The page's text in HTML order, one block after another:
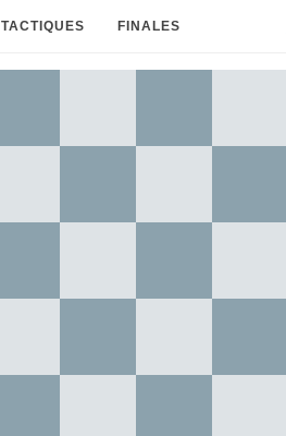
TACTIQUES FINALES